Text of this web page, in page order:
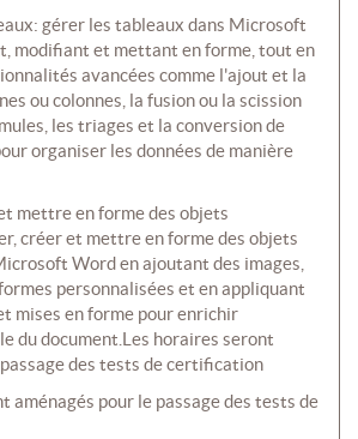
gérer les tableaux dans Microsoft
modifiant et mettant en forme, tout en
avancées comme l'ajout et la
ou colonnes, la fusion ou la scission
les triages et la conversion de
organiser les données de manière
mettre en forme des objets
créer et mettre en forme des objets
Word en ajoutant des images,
personnalisées et en appliquant
mises en forme pour enrichir
du document.Les horaires seront
des tests de certification
aménagés pour le passage des tests de